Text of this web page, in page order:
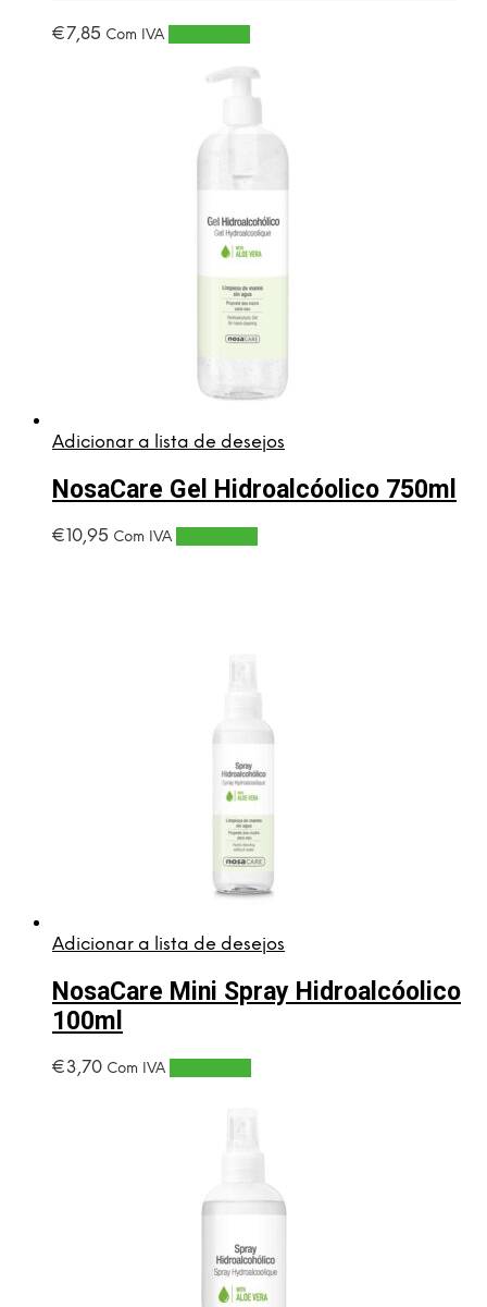
€7,85 Com IVA
Adicionar a lista de desejos
NosaCare Gel Hidroalcóolico 750ml
€10,95 Com IVA
Adicionar a lista de desejos
NosaCare Mini Spray Hidroalcóolico
100ml
€3,70 Com IVA